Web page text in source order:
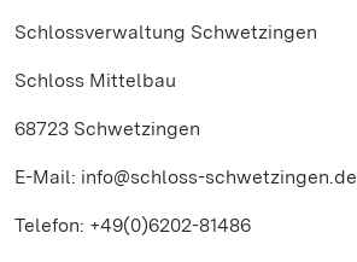
Schlossverwaltung Schwetzingen
Schloss Mittelbau
68723 Schwetzingen
E-Mail: info@schloss-schwetzingen.de
Telefon: +49(0)6202-81486